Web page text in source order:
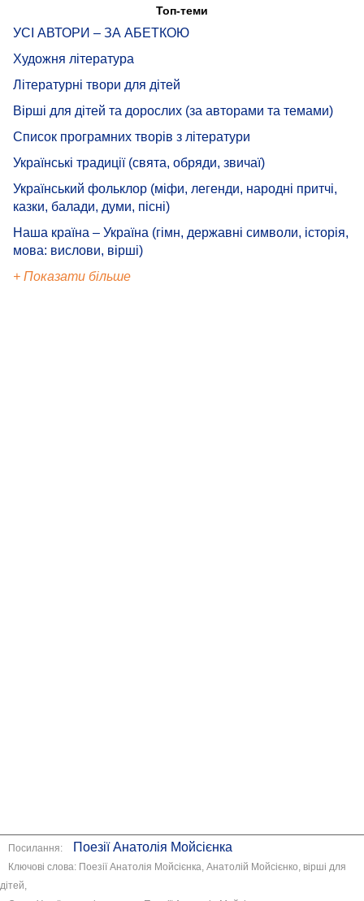
Топ-теми
УСІ АВТОРИ – ЗА АБЕТКОЮ
Художня література
Літературні твори для дітей
Вірші для дітей та дорослих (за авторами та темами)
Список програмних творів з літератури
Українські традиції (свята, обряди, звичаї)
Український фольклор (міфи, легенди, народні притчі,
казки, балади, думи, пісні)
Наша країна – Україна (гімн, державні символи, історія,
мова: вислови, вірші)
+ Показати більше
Посилання: Поезії Анатолія Мойсієнка
Ключові слова: Поезії Анатолія Мойсієнка, Анатолій Мойсієнко, вірші для
дітей,